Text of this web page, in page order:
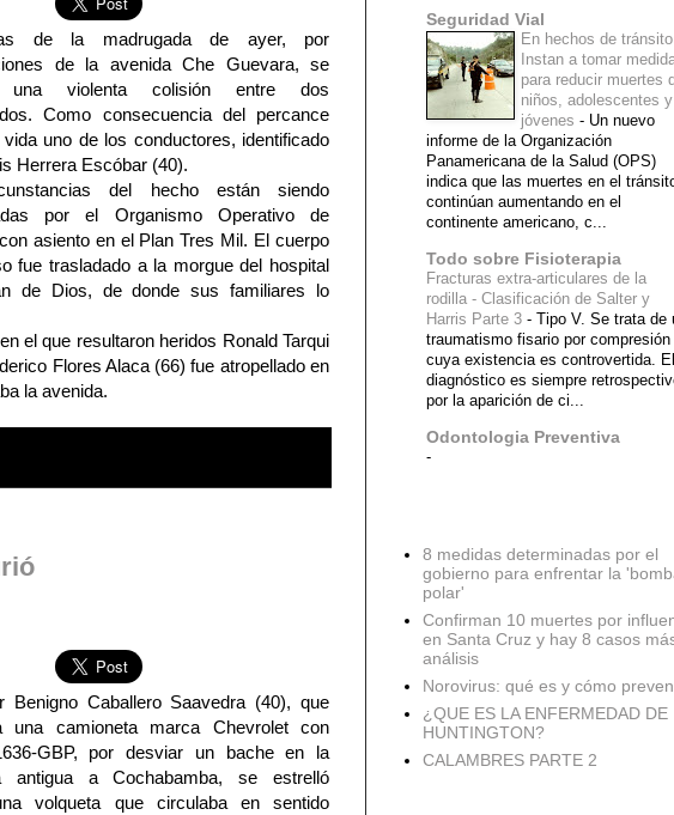
de la madrugada de ayer, por
de la avenida Che Guevara, se
una violenta colisión entre dos
Como consecuencia del percance
vida uno de los conductores, identificado
Herrera Escóbar (40).
del hecho están siendo
por el Organismo Operativo de
asiento en el Plan Tres Mil. El cuerpo
fue trasladado a la morgue del hospital
de Dios, de donde sus familiares lo
el que resultaron heridos Ronald Tarqui
Flores Alaca (66) fue atropellado en
la avenida.
Benigno Caballero Saavedra (40), que
una camioneta marca Chevrolet con
GBP, por desviar un bache en la
antigua a Cochabamba, se estrelló
volqueta que circulaba en sentido
Seguridad Vial
En hechos de tránsito
Instan a tomar
para reducir muertes
niños, adolescentes y
jóvenes - Un nuevo
informe de la Organización
Panamericana de la Salud (OPS)
indica que las muertes en el
continúan aumentando en el
continente americano, c...
Todo sobre Fisioterapia
Fracturas extra-articulares de la
rodilla - Clasificación de Salter y
Harris Parte 3 - Tipo V. Se trata de
traumatismo fisario por compresión
cuya existencia es controvertida. El
diagnóstico es siempre
por la aparición de ci...
Odontologia Preventiva
-
8 medidas determinadas por el
gobierno para enfrentar la
polar'
Confirman 10 muertes por
en Santa Cruz y hay 8 casos
análisis
Norovirus: qué es y cómo
¿QUE ES LA ENFERMEDAD DE
HUNTINGTON?
CALAMBRES PARTE 2